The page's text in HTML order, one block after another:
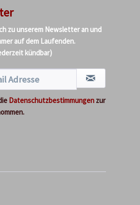
zu unserem Newsletter an und
auf dem Laufenden.
kündbar)
Datenschutzbestimmungen zur